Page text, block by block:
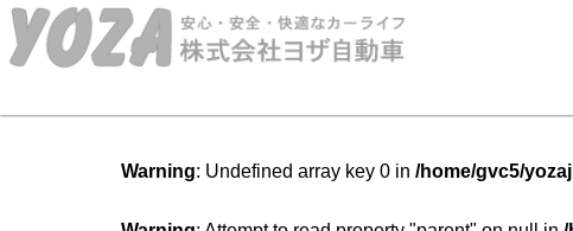
Warning: Undefined array key 0 in /home/gvc5/